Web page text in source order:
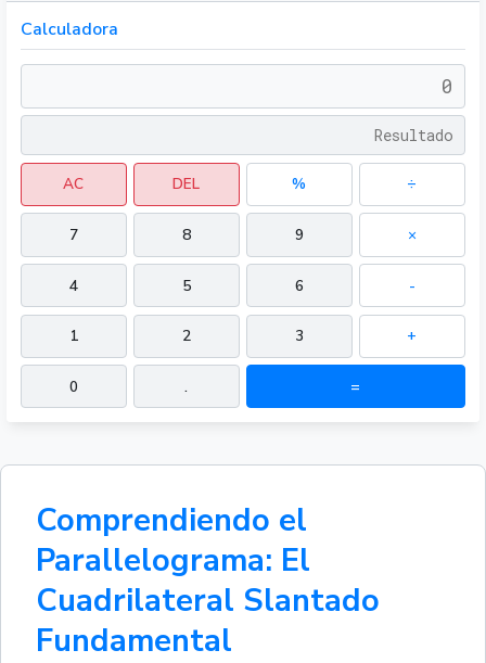
Calculadora
AC DEL % ÷
7 8 9 ×
4 5 6 -
1 2 3 +
0 . =
Comprendiendo el
Parallelograma: El
Cuadrilateral Slantado
Fundamental